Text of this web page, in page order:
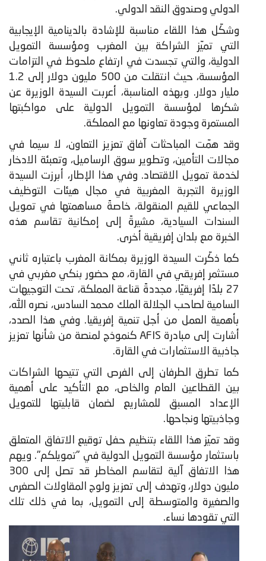
الدولي وصندوق النقد الدولي.
وشكّل هذا اللقاء مناسبة للإشادة بالدينامية الإيجابية
التي تميّز الشراكة بين المغرب ومؤسسة التمويل
الدولية، والتي تجسدت في ارتفاع ملحوظ في التزامات
المؤسسة، حيث انتقلت من 500 مليون دولار إلى 1.2
مليار دولار. وبهذه المناسبة، أعربت السيدة الوزيرة عن
شكرها لمؤسسة التمويل الدولية على مواكبتها
المستمرة وجودة تعاونها مع المملكة.
وقد همّت المباحثات آفاق تعزيز التعاون، لا سيما في
مجالات التأمين، وتطوير سوق الرساميل، وتعبئة الادخار
لخدمة تمويل الاقتصاد. وفي هذا الإطار، أبرزت السيدة
الوزيرة التجربة المغربية في مجال هيئات التوظيف
الجماعي للقيم المنقولة، خاصةً مساهمتها في تمويل
السندات السيادية، مشيرةً إلى إمكانية تقاسم هذه
الخبرة مع بلدان إفريقية أخرى.
كما ذكّرت السيدة الوزيرة بمكانة المغرب باعتباره ثاني
مستثمر إفريقي في القارة، مع حضور بنكي مغربي في
27 بلدًا إفريقيًا، مجددةً قناعة المملكة، تحت التوجيهات
السامية لصاحب الجلالة الملك محمد السادس، نصره الله،
بأهمية العمل من أجل تنمية إفريقيا. وفي هذا الصدد،
أشارت إلى مبادرة AFIS كنموذج لمنصة من شأنها تعزيز
جاذبية الاستثمارات في القارة.
كما تطرق الطرفان إلى الفرص التي تتيحها الشراكات
بين القطاعين العام والخاص، مع التأكيد على أهمية
الإعداد المسبق للمشاريع لضمان قابليتها للتمويل
وجاذبيتها ونجاحها.
وقد تميّز هذا اللقاء بتنظيم حفل توقيع الاتفاق المتعلق
باستثمار مؤسسة التمويل الدولية في "تمويلكم". ويهم
هذا الاتفاق آلية لتقاسم المخاطر قد تصل إلى 300
مليون دولار، وتهدف إلى تعزيز ولوج المقاولات الصغرى
والصغيرة والمتوسطة إلى التمويل، بما في ذلك تلك
التي تقودها نساء.